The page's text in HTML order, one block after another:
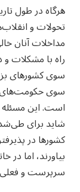
هرگاه در طول
تحولات و
مداخلات آنان
راه با مشکلات
سوی کشورهای
سوی حکومت‌های
است. این مسئله
شاید برای
کشورها در
بیاورند، اما
سرپرست و